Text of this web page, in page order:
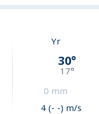
Yr
30°
17°
0 mm
4 (- -) m/s